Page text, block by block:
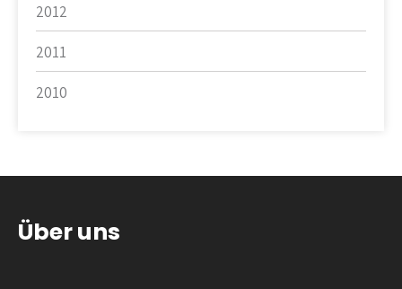
2012
2011
2010
Über uns